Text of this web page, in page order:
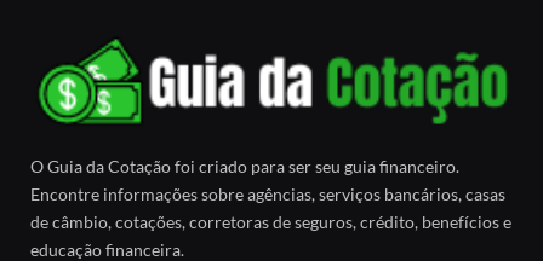
O Guia da Cotação foi criado para ser seu guia financeiro.
Encontre informações sobre agências, serviços bancários, casas
de câmbio, cotações, corretoras de seguros, crédito, benefícios e
educação financeira.